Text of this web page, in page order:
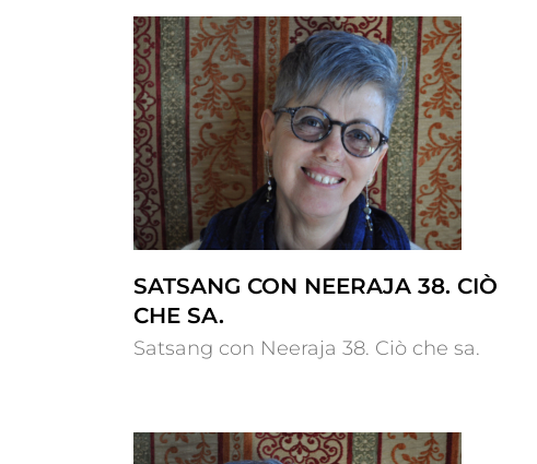
SATSANG CON NEERAJA 38. CIÒ
CHE SA.
Satsang con Neeraja 38. Ciò che sa.
Satsang con Neeraja 37. L’errore
fondamentale